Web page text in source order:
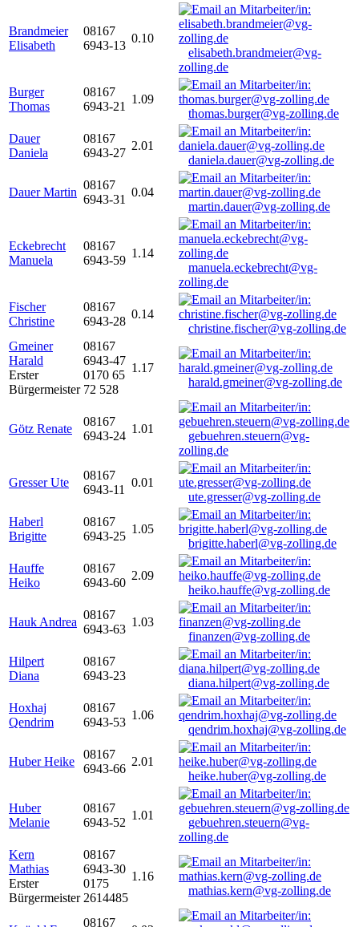
Brandmeier
Elisabeth
08167
6943-13
0.10
elisabeth.brandmeier@vg-
zolling.de
Burger
Thomas
08167
6943-21
1.09
thomas.burger@vg-zolling.de
Dauer
Daniela
08167
6943-27
2.01
daniela.dauer@vg-zolling.de
Dauer Martin
08167
6943-31
0.04
martin.dauer@vg-zolling.de
Eckebrecht
Manuela
08167
6943-59
1.14
manuela.eckebrecht@vg-
zolling.de
Fischer
Christine
08167
6943-28
0.14
christine.fischer@vg-zolling.de
Gmeiner
Harald
Erster
Bürgermeister
08167
6943-47
0170 65
72 528
1.17
harald.gmeiner@vg-zolling.de
Götz Renate
08167
6943-24
1.01
gebuehren.steuern@vg-
zolling.de
Gresser Ute
08167
6943-11
0.01
ute.gresser@vg-zolling.de
Haberl
Brigitte
08167
6943-25
1.05
brigitte.haberl@vg-zolling.de
Hauffe
Heiko
08167
6943-60
2.09
heiko.hauffe@vg-zolling.de
Hauk Andrea
08167
6943-63
1.03
finanzen@vg-zolling.de
Hilpert
Diana
08167
6943-23
diana.hilpert@vg-zolling.de
Hoxhaj
Qendrim
08167
6943-53
1.06
qendrim.hoxhaj@vg-zolling.de
Huber Heike
08167
6943-66
2.01
heike.huber@vg-zolling.de
Huber
Melanie
08167
6943-52
1.01
gebuehren.steuern@vg-
zolling.de
Kern
Mathias
Erster
Bürgermeister
08167
6943-30
0175
2614485
1.16
mathias.kern@vg-zolling.de
08167